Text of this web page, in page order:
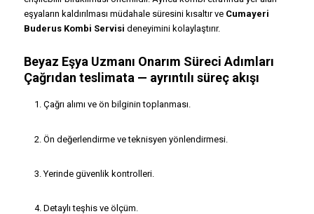
eşyaların kaldırılması müdahale süresini kısaltır ve Cumayeri
Buderus Kombi Servisi deneyimini kolaylaştırır.
Beyaz Eşya Uzmanı Onarım Süreci Adımları
Çağrıdan teslimata — ayrıntılı süreç akışı
Çağrı alımı ve ön bilginin toplanması.
Ön değerlendirme ve teknisyen yönlendirmesi.
Yerinde güvenlik kontrolleri.
Detaylı teşhis ve ölçüm.